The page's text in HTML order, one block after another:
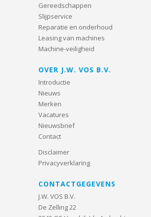
Gereedschappen
Slijpservice
Reparatie en onderhoud
Leasing van machines
Machine-veiligheid
OVER J.W. VOS B.V.
Introductie
Nieuws
Merken
Vacatures
Nieuwsbrief
Contact
Disclaimer
Privacyverklaring
CONTACTGEGEVENS
J.W. VOS B.V.
De Zelling 22